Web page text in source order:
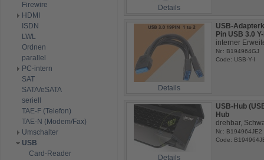
Firewire
HDMI
ISDN
LWL
Ordnen
parallel
PC-intern
SAT
SATA/eSATA
seriell
TAE-F (Telefon)
TAE-N (Modem/Fax)
Umschalter
USB
Card-Reader
Details
Details
USB-
Pin USB 3.0
interner
Nr.: B194964GJ
Code: USB-Y-I
Details
USB-Hub
Hub
drehbar,
Nr.: B194964JE2
Code: